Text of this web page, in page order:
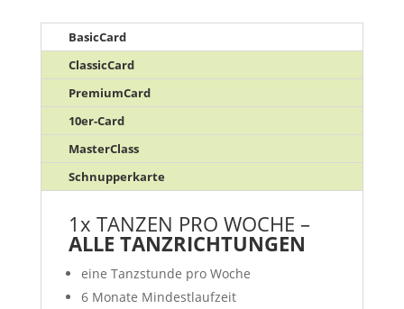
BasicCard
ClassicCard
PremiumCard
10er-Card
MasterClass
Schnupperkarte
1x TANZEN PRO WOCHE –
ALLE TANZRICHTUNGEN
eine Tanzstunde pro Woche
6 Monate Mindestlaufzeit